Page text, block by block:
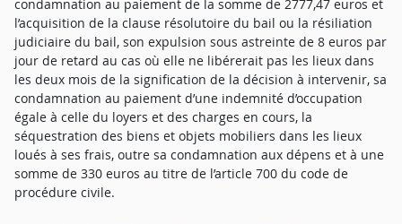
condamnation au paiement de la somme de 2777,47 euros et
l’acquisition de la clause résolutoire du bail ou la résiliation
judiciaire du bail, son expulsion sous astreinte de 8 euros par
jour de retard au cas où elle ne libérerait pas les lieux dans
les deux mois de la signification de la décision à intervenir, sa
condamnation au paiement d’une indemnité d’occupation
égale à celle du loyers et des charges en cours, la
séquestration des biens et objets mobiliers dans les lieux
loués à ses frais, outre sa condamnation aux dépens et à une
somme de 330 euros au titre de l’article 700 du code de
procédure civile.